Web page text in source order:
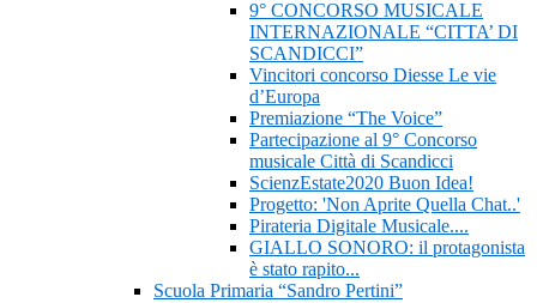
9° CONCORSO MUSICALE
INTERNAZIONALE “CITTA’ DI
SCANDICCI”
Vincitori concorso Diesse Le vie
d’Europa
Premiazione “The Voice”
Partecipazione al 9° Concorso
musicale Città di Scandicci
ScienzEstate2020 Buon Idea!
Progetto: 'Non Aprite Quella Chat..'
Pirateria Digitale Musicale....
GIALLO SONORO: il protagonista
è stato rapito...
Scuola Primaria “Sandro Pertini”